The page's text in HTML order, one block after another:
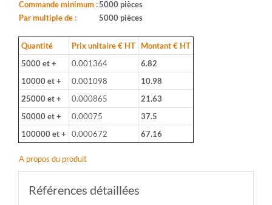
Boitier:
0603
Valeur:
1,4Kohm
-
Tol.:
1%
-
Puis.:
1/10W-
S
REEL
-
Commande minimum :5000 pièces
Par multiple de :
5000 pièces
Quantité Prix unitaire € HT
Montant € HT
5000 et +
0.001364
6.82
10000 et +
0.001098
10.98
25000 et +
0.000865
21.63
50000 et +
0.00075
37.5
100000 et +
0.000672 67.16
A propos du produit
Références détaillées